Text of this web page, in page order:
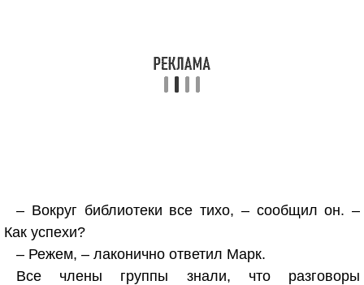
– Вокруг библиотеки все тихо, – сообщил он. –
Как успехи?
– Режем, – лаконично ответил Марк.
Все члены группы знали, что разговоры